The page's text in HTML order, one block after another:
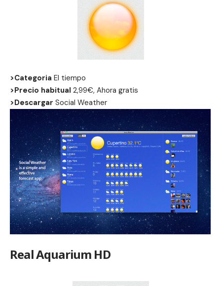
>Categoria El tiempo
>Precio habitual 2,99€, Ahora gratis
>Descargar Social Weather
Real Aquarium HD